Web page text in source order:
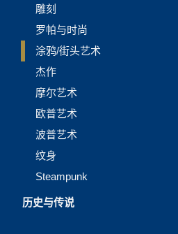
雕刻
罗帕与时尚
涂鸦/街头艺术
杰作
摩尔艺术
欧普艺术
波普艺术
纹身
Steampunk
历史与传说